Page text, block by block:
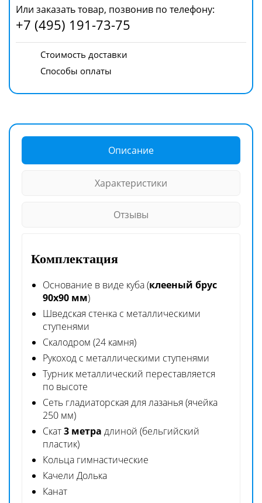
Или заказать товар, позвонив по телефону:
+7 (495) 191-73-75
Стоимость доставки
Способы оплаты
Описание
Характеристики
Отзывы
Комплектация
Основание в виде куба (клееный брус
90х90 мм)
Шведская стенка с металлическими
ступенями
Скалодром (24 камня)
Рукоход с металлическими ступенями
Турник металлический переставляется
по высоте
Сеть гладиаторская для лазанья (ячейка
250 мм)
Скат3 метра длиной (бельгийский
пластик)
Кольца гимнастические
Качели Долька
Канат